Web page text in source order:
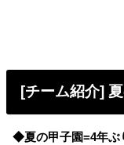
[チーム紹介]
◆夏の甲子園=4年ぶ